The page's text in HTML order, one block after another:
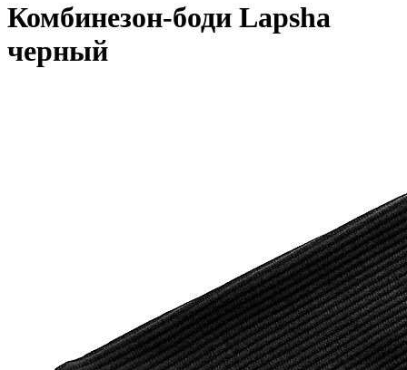
Комбинезон-боди Lapsha
черный